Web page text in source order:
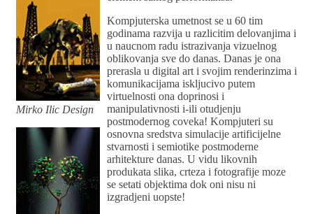
Mirko Ilic Design
Kompjuterska umetnost se u 60 tim
godinama razvija u razlicitim delovanjima i
u naucnom radu istrazivanja vizuelnog
oblikovanja sve do danas. Danas je ona
prerasla u digital art i svojim renderinzima i
komunikacijama iskljucivo putem
virtuelnosti ona doprinosi i
manipulativnosti i-ili otudjenju
postmodernog coveka! Kompjuteri su
osnovna sredstva simulacije artificijelne
stvarnosti i semiotike postmoderne
arhitekture danas. U vidu likovnih
produkata slika, crteza i fotografije moze
se setati objektima dok oni nisu ni
izgradjeni uopste!